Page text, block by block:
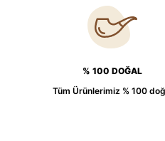
% 100 DOĞAL
Tüm Ürünlerimiz % 100